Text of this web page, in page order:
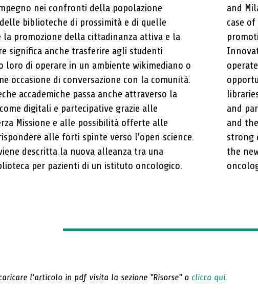
nei confronti della popolazione
biblioteche di prossimità e di quelle
la promozione della cittadinanza attiva e la
significa anche trasferire agli studenti
loro di operare in un ambiente wikimediano o
occasione di conversazione con la comunità.
accademiche passa anche attraverso la
digitali e partecipative grazie alle
Missione e alle possibilità offerte alle
alle forti spinte verso l'open science.
descritta la nuova alleanza tra una
per pazienti di un istituto oncologico.
and
case
and
and
strong
the
l'articolo in pdf visita la sezione "Risorse" o clicca qui.